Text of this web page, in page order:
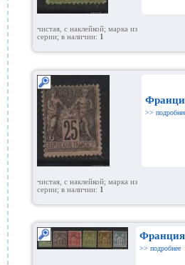
чистая, с наклейкой; марка из
серии; в наличии: 1
>>
чистая, с наклейкой; марка из
серии; в наличии: 1
Франция
>> подробнее